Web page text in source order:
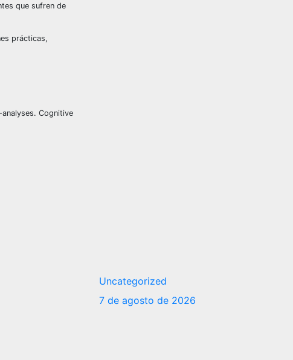
que sufren de
prácticas,
Cognitive
Uncategorized
7 de agosto de 2026